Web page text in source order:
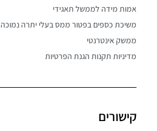
אמות מידה לממשל תאגידי
משיכת כספים בפטור ממס בעלי יתרה נמוכה
ממשק אינטרנטי
מדיניות תקנות הגנת הפרטיות
קישורים